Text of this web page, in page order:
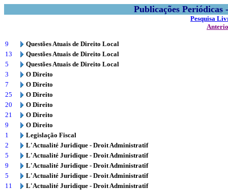
Publicações
Pesquisa
9
Questões Atuais de Direito Local
13
Questões Atuais de Direito Local
5
Questões Atuais de Direito Local
3
O Direito
7
O Direito
25
O Direito
20
O Direito
21
O Direito
9
O Direito
1
Legislação Fiscal
2
L'Actualité Juridique - Droit Administratif
5
L'Actualité Juridique - Droit Administratif
9
L'Actualité Juridique - Droit Administratif
5
L'Actualité Juridique - Droit Administratif
11
L'Actualité Juridique - Droit Administratif